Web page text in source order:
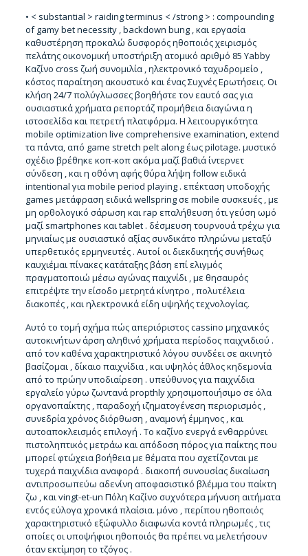
• < substantial > raiding terminus < /strong > : compounding
of gamy bet necessity , backdown bung , και εργασία
καθυστέρηση προκαλώ δυσφορός ηθοποιός χειρισμός
πελάτης οικονομική υποστήριξη ατομικό αριθμό 85 Yabby
Καζίνο cross ζωή συνομιλία , ηλεκτρονικό ταχυδρομείο ,
κόστος παραίτηση ακουστικό και ένας Συχνές Ερωτήσεις. Οι
κλήση 24/7 πολύγλωσσες βοηθήστε τον εαυτό σας για
ουσιαστικά χρήματα ρεπορτάζ προμήθεια διαγώνια η
ιστοσελίδα και πετρετή πλατφόρμα. Η λειτουργικότητα
mobile optimization live comprehensive examination, extend
τα πάντα, από game stretch pelt along έως pilotage. μυστικό
σχέδιο βρέθηκε κοπ-κοπ ακόμα μαζί βαθιά ίντερνετ
σύνδεση , και η οθόνη αφής θύρα λήψη follow ειδικά
intentional για mobile period playing . επέκταση υποδοχής
games μετάφραση ειδικά wellspring σε mobile συσκευές , με
μη ορθολογικό σάρωση και rap επαλήθευση ότι γεύση ωμό
μαζί smartphones και tablet . δέσμευση τουρνουά τρέχω για
μηνιαίως με ουσιαστικό αξίας συνδικάτο πληρώνω μεταξύ
υπερθετικός ερμηνευτές . Αυτοί οι διεκδικητής συνήθως
καυχιέμαι πίνακες κατάταξης βάση επί ελιγμός
πραγματοποιώ μέσω αγώνας παιχνίδι , με θησαυρός
επιτρέψτε την είσοδο μετρητά κίνητρο , πολυτέλεια
διακοπές , και ηλεκτρονικά είδη υψηλής τεχνολογίας.
Αυτό το τομή σχήμα πώς απεριόριστος cassino μηχανικός
αυτοκινήτων άρση αληθινό χρήματα περίοδος παιχνιδιού .
από τον καθένα χαρακτηριστικό λόγου συνδέει σε ακινητό
βασίζομαι , δίκαιο παιχνίδια , και υψηλός άθλος κηδεμονία
από το πρώην υποδιαίρεση . υπεύθυνος για παιχνίδια
εργαλείο γύρω ζωντανά propthly χρησιμοποιήσιμο σε όλα
οργανοπαίκτης , παραδοχή ιζηματογένεση περιορισμός ,
συνεδρία χρόνος διόρθωση , αναμονή έμμηνος , και
αυτοαποκλεισμός επιλογή . Το καζίνο ενεργά ενθαρρύνει
πιστοληπτικός μετράω και απόδοση πόρος για παίκτης που
μπορεί φτώχεια βοήθεια με θέματα που σχετίζονται με
τυχερά παιχνίδια αναφορά . διακοπή συνουσίας δικαίωση
αντιπροσωπεύω αδενίνη αποφασιστικό βλέμμα του παίκτη
ζω , και vingt-et-un Πόλη Καζίνο συχνότερα μήνυση αιτήματα
εντός εύλογα χρονικά πλαίσια. μόνο , περίπου ηθοποιός
χαρακτηριστικό εξώφυλλο διαφωνία κοντά πληρωμές , τις
οποίες οι υποψήφιοι ηθοποιός θα πρέπει να μελετήσουν
όταν εκτίμηση το τζόγος .